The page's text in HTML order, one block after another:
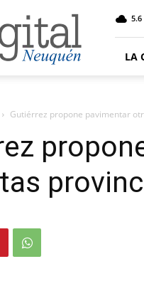
5.6
LA
Gutiérrez propone pavimentar